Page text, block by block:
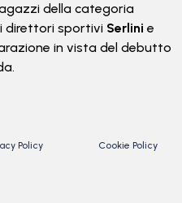
della categoria
direttori sportivi Serlini e
in vista del debutto
Policy Cookie Policy